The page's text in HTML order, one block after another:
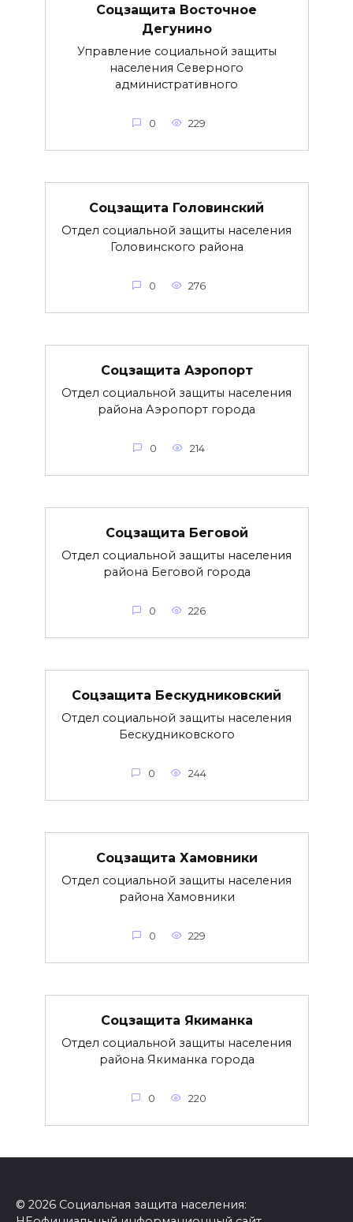
Соцзащита Восточное
Дегунино
Управление социальной защиты
населения Северного
административного
0 229
Соцзащита Головинский
Отдел социальной защиты населения
Головинского района
0 276
Соцзащита Аэропорт
Отдел социальной защиты населения
района Аэропорт города
0 214
Соцзащита Беговой
Отдел социальной защиты населения
района Беговой города
0 226
Соцзащита Бескудниковский
Отдел социальной защиты населения
Бескудниковского
0 244
Соцзащита Хамовники
Отдел социальной защиты населения
района Хамовники
0 229
Соцзащита Якиманка
Отдел социальной защиты населения
района Якиманка города
0 220
© 2026 Социальная защита населения: